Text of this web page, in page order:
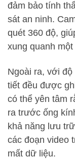
đảm bảo tính
sát an ninh.
quét 360 độ,
xung quanh
Ngoài ra, với độ
tiết đều được
có thể yên tâm
ra trước ống
khả năng lưu
các đoạn video
mất dữ liệu.